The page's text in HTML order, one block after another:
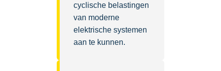
cyclische belastingen
van moderne
elektrische systemen
aan te kunnen.